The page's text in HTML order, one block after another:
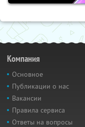
Компания
Основное
Публикации о нас
Вакансии
Правила сервиса
Ответы на вопросы